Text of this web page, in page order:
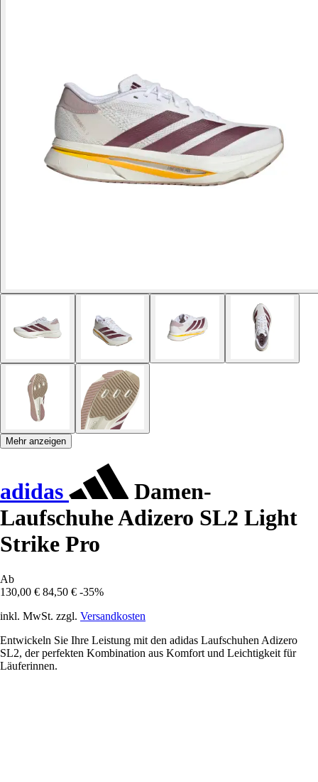
Mehr anzeigen
adidas
Damen-
Laufschuhe Adizero SL2 Light
Strike Pro
Ab
130,00 € 84,50 € -35%
inkl. MwSt. zzgl. Versandkosten
Entwickeln Sie Ihre Leistung mit den adidas Laufschuhen Adizero
SL2, der perfekten Kombination aus Komfort und Leichtigkeit für
Läuferinnen.